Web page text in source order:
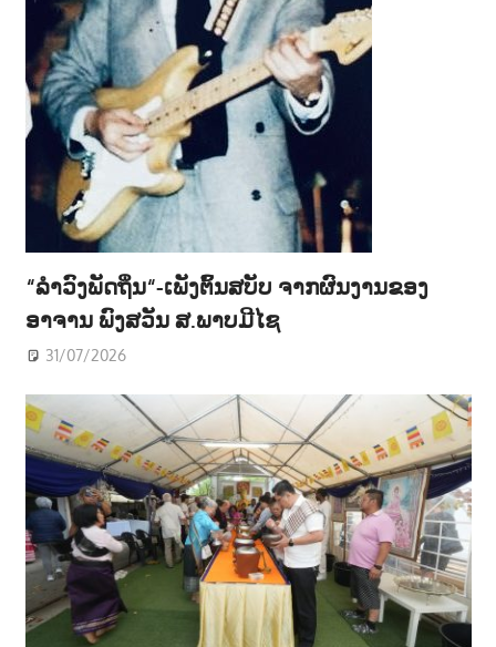
“ລຳວົງພັດຖິ່ນ“-ເພັງຕົ້ນສບັບ ຈາກຜົນງານຂອງ
ອາຈານ ພົງສວັນ ສ.ພາບມີໄຊ
31/07/2026